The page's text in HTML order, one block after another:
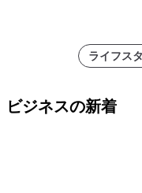
ライフス
ビジネスの新着